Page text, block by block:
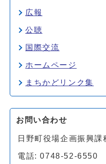
広報
公聴
国際交流
ホームページ
まちかどリンク集
お問い合わせ
日野町役場企画振興課
電話: 0748-52-6550